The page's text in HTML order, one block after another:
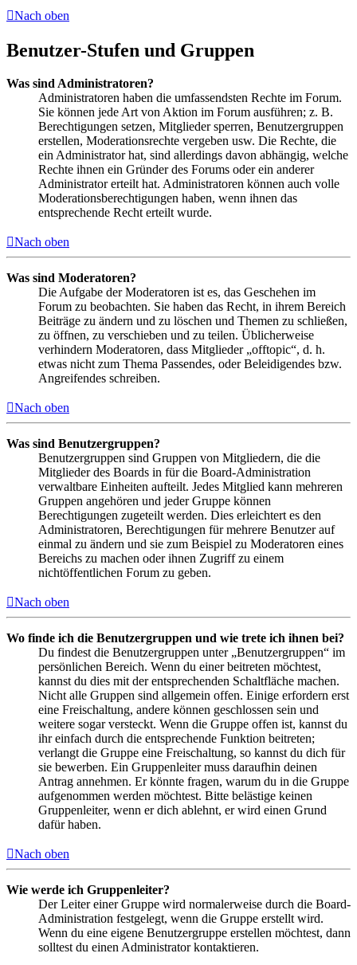
Nach oben
Benutzer-Stufen und Gruppen
Was sind Administratoren?
Administratoren haben die umfassendsten Rechte im Forum.
Sie können jede Art von Aktion im Forum ausführen; z. B.
Berechtigungen setzen, Mitglieder sperren, Benutzergruppen
erstellen, Moderationsrechte vergeben usw. Die Rechte, die
ein Administrator hat, sind allerdings davon abhängig, welche
Rechte ihnen ein Gründer des Forums oder ein anderer
Administrator erteilt hat. Administratoren können auch volle
Moderationsberechtigungen haben, wenn ihnen das
entsprechende Recht erteilt wurde.
Nach oben
Was sind Moderatoren?
Die Aufgabe der Moderatoren ist es, das Geschehen im
Forum zu beobachten. Sie haben das Recht, in ihrem Bereich
Beiträge zu ändern und zu löschen und Themen zu schließen,
zu öffnen, zu verschieben und zu teilen. Üblicherweise
verhindern Moderatoren, dass Mitglieder „offtopic“, d. h.
etwas nicht zum Thema Passendes, oder Beleidigendes bzw.
Angreifendes schreiben.
Nach oben
Was sind Benutzergruppen?
Benutzergruppen sind Gruppen von Mitgliedern, die die
Mitglieder des Boards in für die Board-Administration
verwaltbare Einheiten aufteilt. Jedes Mitglied kann mehreren
Gruppen angehören und jeder Gruppe können
Berechtigungen zugeteilt werden. Dies erleichtert es den
Administratoren, Berechtigungen für mehrere Benutzer auf
einmal zu ändern und sie zum Beispiel zu Moderatoren eines
Bereichs zu machen oder ihnen Zugriff zu einem
nichtöffentlichen Forum zu geben.
Nach oben
Wo finde ich die Benutzergruppen und wie trete ich ihnen bei?
Du findest die Benutzergruppen unter „Benutzergruppen“ im
persönlichen Bereich. Wenn du einer beitreten möchtest,
kannst du dies mit der entsprechenden Schaltfläche machen.
Nicht alle Gruppen sind allgemein offen. Einige erfordern erst
eine Freischaltung, andere können geschlossen sein und
weitere sogar versteckt. Wenn die Gruppe offen ist, kannst du
ihr einfach durch die entsprechende Funktion beitreten;
verlangt die Gruppe eine Freischaltung, so kannst du dich für
sie bewerben. Ein Gruppenleiter muss daraufhin deinen
Antrag annehmen. Er könnte fragen, warum du in die Gruppe
aufgenommen werden möchtest. Bitte belästige keinen
Gruppenleiter, wenn er dich ablehnt, er wird einen Grund
dafür haben.
Nach oben
Wie werde ich Gruppenleiter?
Der Leiter einer Gruppe wird normalerweise durch die Board-
Administration festgelegt, wenn die Gruppe erstellt wird.
Wenn du eine eigene Benutzergruppe erstellen möchtest, dann
solltest du einen Administrator kontaktieren.